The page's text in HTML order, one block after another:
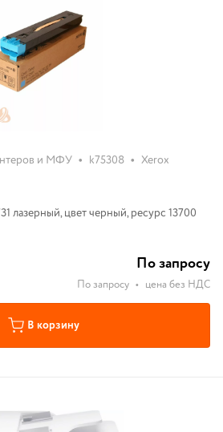
и МФУ • k75308 • Xerox
лазерный, цвет черный, ресурс 13700
По запросу
По запросу • цена без НДС
В корзину